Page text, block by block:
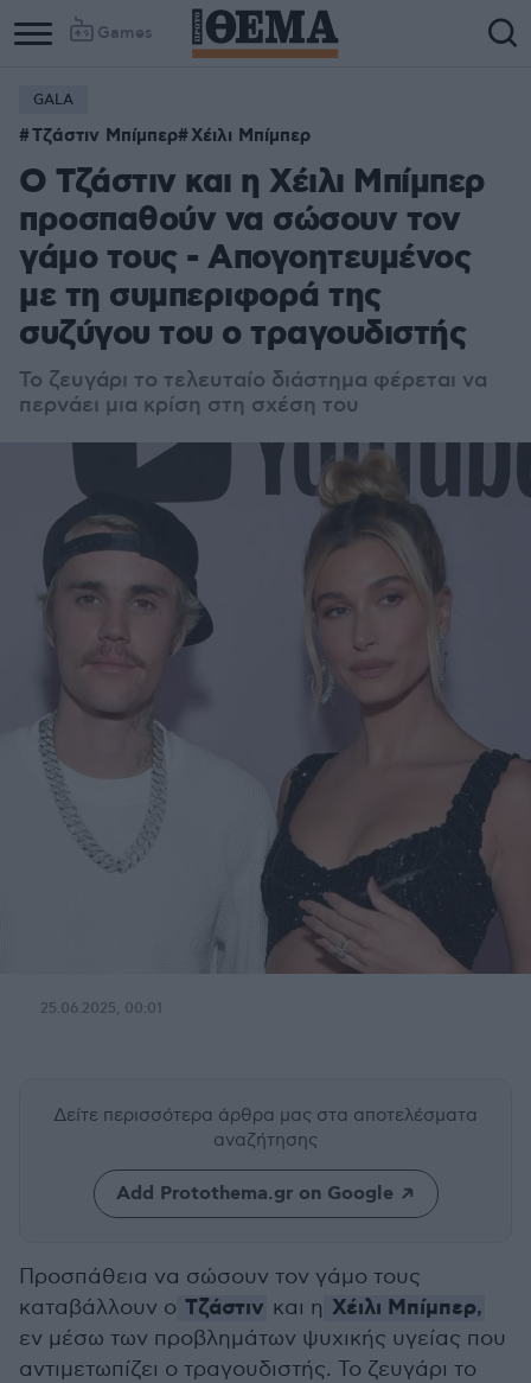
Games
GALA
Τζάστιν Μπίμπερ Χέιλι Μπίμπερ
Ο Τζάστιν και η Χέιλι Μπίμπερ
προσπαθούν να σώσουν τον
γάμο τους - Απογοητευμένος
με τη συμπεριφορά της
συζύγου του ο τραγουδιστής
Το ζευγάρι το τελευταίο διάστημα φέρεται να
περνάει μια κρίση στη σχέση του
25.06.2025, 00:01
Δείτε περισσότερα άρθρα μας στα αποτελέσματα
αναζήτησης
Add Protothema.gr on Google
Προσπάθεια να σώσουν τον γάμο τους
καταβάλλουν ο Τζάστιν και η Χέιλι Μπίμπερ,
εν μέσω των προβλημάτων ψυχικής υγείας που
αντιμετωπίζει ο τραγουδιστής. Το ζευγάρι το